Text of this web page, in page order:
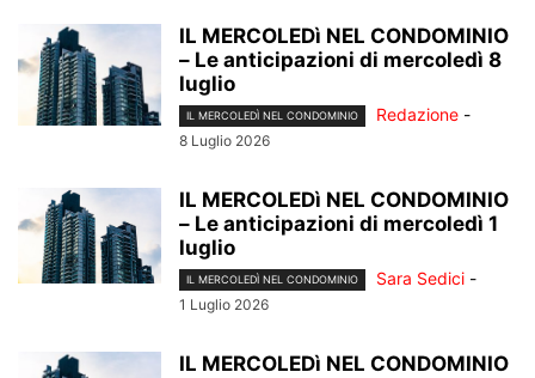
IL MERCOLEDì NEL CONDOMINIO
– Le anticipazioni di mercoledì 8
luglio
IL MERCOLEDÌ NEL CONDOMINIO Redazione -
8 Luglio 2026
IL MERCOLEDì NEL CONDOMINIO
– Le anticipazioni di mercoledì 1
luglio
IL MERCOLEDÌ NEL CONDOMINIO Sara Sedici -
1 Luglio 2026
IL MERCOLEDì NEL CONDOMINIO